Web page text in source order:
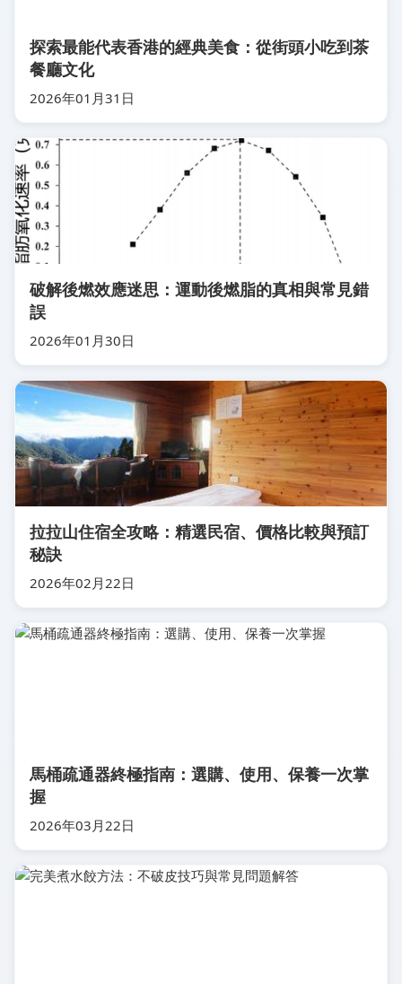
探索最能代表香港的經典美食：從街頭小吃到茶
餐廳文化
2026年01月31日
破解後燃效應迷思：運動後燃脂的真相與常見錯
誤
2026年01月30日
拉拉山住宿全攻略：精選民宿、價格比較與預訂
秘訣
2026年02月22日
馬桶疏通器終極指南：選購、使用、保養一次掌
握
2026年03月22日